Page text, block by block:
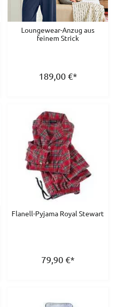
Loungewear-Anzug aus
feinem Strick
189,00€*
Flanell-Pyjama Royal Stewart
79,90€*